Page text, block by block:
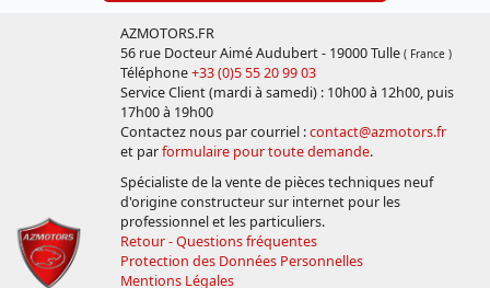
AZMOTORS.FR
56 rue Docteur Aimé Audubert - 19000 Tulle ( France )
Téléphone+33 (0)5 55 20 99 03
Service Client (mardi à samedi) : 10h00 à 12h00, puis
17h00 à 19h00
Contactez nous par courriel :contact@azmotors.fr
et parformulaire pour toute demande.
Spécialiste de la vente de pièces techniques neuf
d'origine constructeur sur internet pour les
professionnel et les particuliers.
Retour - Questions fréquentes
Protection des Données Personnelles
Mentions Légales